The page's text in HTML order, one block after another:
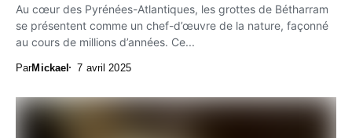
Au cœur des Pyrénées-Atlantiques, les grottes de Bétharram
se présentent comme un chef-d’œuvre de la nature, façonné
au cours de millions d’années. Ce...
ParMickael 7 avril 2025